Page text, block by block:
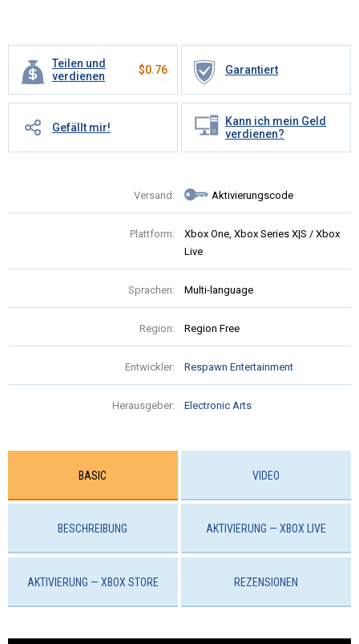
Teilen und
verdienen
$0.76 Garantiert
Gefällt mir!
Kann ich mein Geld
verdienen?
Versand: Aktivierungscode
Plattform:
Xbox One, Xbox Series X|S / Xbox
Live
Sprachen: Multi-language
Region: Region Free
Entwickler: Respawn Entertainment
Herausgeber: Electronic Arts
BASIC VIDEO
BESCHREIBUNG AKTIVIERUNG — XBOX LIVE
AKTIVIERUNG — ХBOX STORE REZENSIONEN